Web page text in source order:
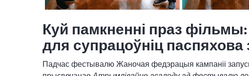
Куй памкненні праз
для супрацоўніц
Падчас фестывалю Жаночая федэрацыя кампаніі